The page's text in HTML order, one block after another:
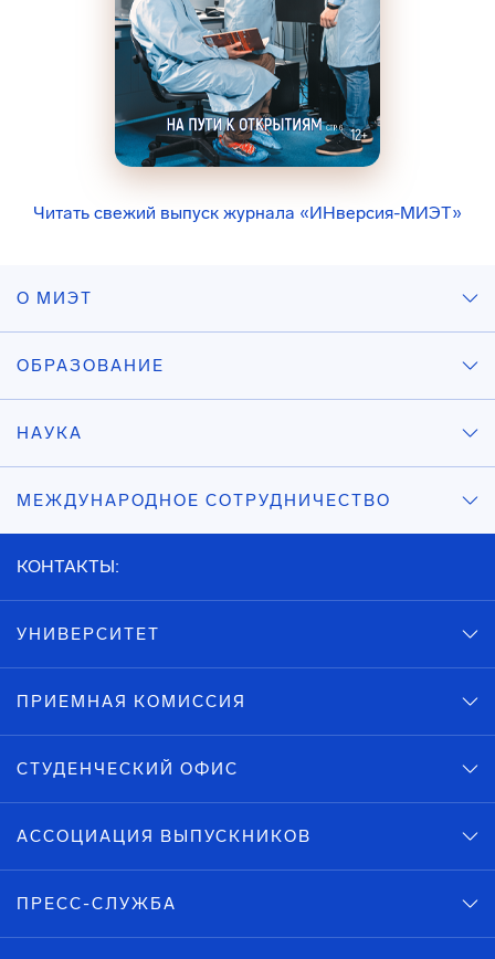
Читать свежий выпуск журнала «ИНверсия-МИЭТ»
О МИЭТ
ОБРАЗОВАНИЕ
НАУКА
МЕЖДУНАРОДНОЕ СОТРУДНИЧЕСТВО
КОНТАКТЫ:
УНИВЕРСИТЕТ
ПРИЕМНАЯ КОМИССИЯ
СТУДЕНЧЕСКИЙ ОФИС
АССОЦИАЦИЯ ВЫПУСКНИКОВ
ПРЕСС-СЛУЖБА